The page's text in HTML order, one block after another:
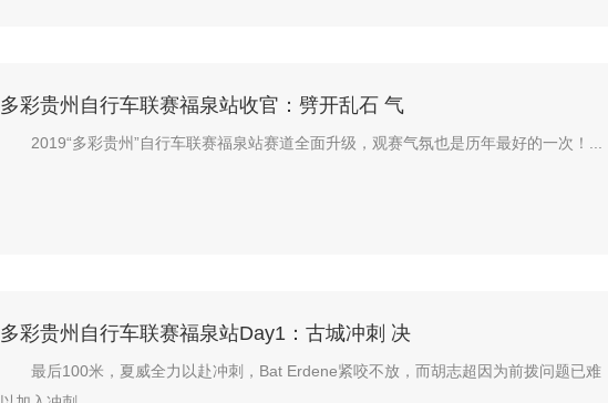
多彩贵州自行车联赛福泉站收官：劈开乱石 气
2019“多彩贵州”自行车联赛福泉站赛道全面升级，观赛气氛也是历年最好的一次！...
多彩贵州自行车联赛福泉站Day1：古城冲刺 决
最后100米，夏威全力以赴冲刺，Bat Erdene紧咬不放，而胡志超因为前拨问题已难